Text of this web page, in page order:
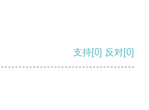
支持[0] 反对[0]